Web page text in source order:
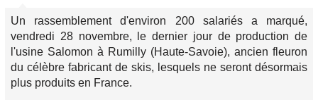
Un rassemblement d'environ 200 salariés a marqué,
vendredi 28 novembre, le dernier jour de production de
l'usine Salomon à Rumilly (Haute-Savoie), ancien fleuron
du célèbre fabricant de skis, lesquels ne seront désormais
plus produits en France.